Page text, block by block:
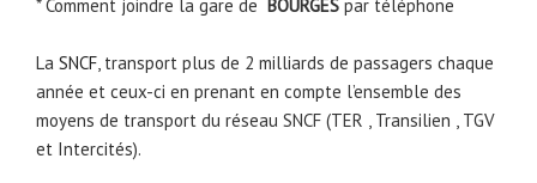
* Comment joindre la gare de BOURGES par téléphone
La SNCF, transport plus de 2 milliards de passagers chaque
année et ceux-ci en prenant en compte l’ensemble des
moyens de transport du réseau SNCF (TER , Transilien , TGV
et Intercités).